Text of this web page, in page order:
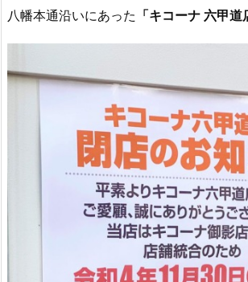
八幡本通沿いにあった 「キコーナ 六甲道